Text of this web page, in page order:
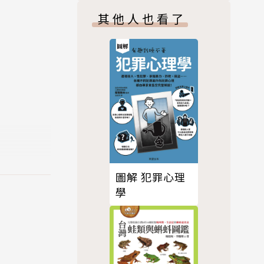
其他人也看了
圖解 犯罪心理
學